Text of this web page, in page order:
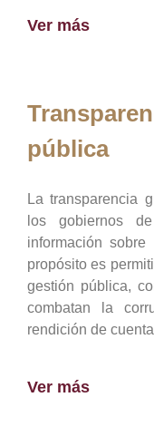
Ver más
pública
La transparencia
los gobiernos
información
propósito es
gestión pública,
combatan la
rendición de
Ver más